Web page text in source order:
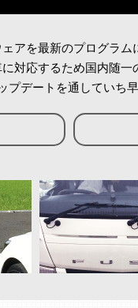
アを最新のプログラム
対応するため国内随一
プデートを通していち